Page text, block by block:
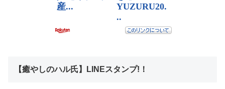
【癒やしのハル氏】LINEスタンプ!！